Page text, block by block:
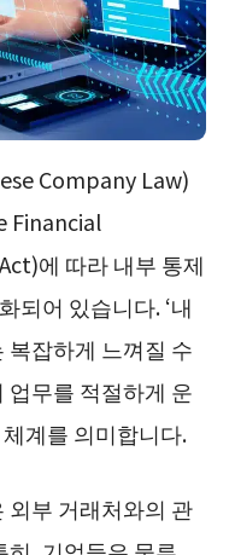
Company Law)
Financial
에 따라 내부 통제
되어 있습니다. ‘내
복잡하게 느껴질 수
업무를 적절하게 운
계를 의미합니다.
외부 거래처와의 관